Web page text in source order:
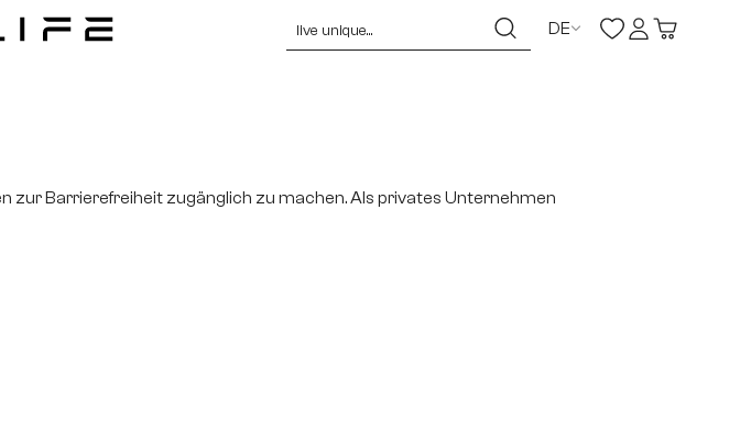
DE
zur Barrierefreiheit zugänglich zu machen. Als privates Unternehmen